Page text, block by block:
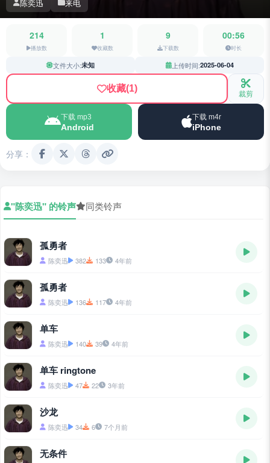
陈奕迅 来电
214
播放数
1
收藏数
9
下载数
00:56
时长
文件大小:未知 上传时间:2025-06-04
收藏(1) 裁剪
下载 mp3
Android
下载 m4r
iPhone
分享：
"陈奕迅" 的铃声 同类铃声
孤勇者
陈奕迅 382 133 4年前
孤勇者
陈奕迅 136 117 4年前
单车
陈奕迅 140 39 4年前
单车 ringtone
陈奕迅 47 22 3年前
沙龙
陈奕迅 34 6 7个月前
无条件